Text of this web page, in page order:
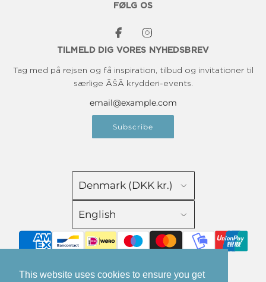
This website uses cookies to ensure you get
FØLG OS
TILMELD DIG VORES NYHEDSBREV
Tag med på rejsen og få inspiration, tilbud og invitationer til
særlige ĀŠĀ krydderi-events.
Subscribe
Denmark (DKK kr.)
English